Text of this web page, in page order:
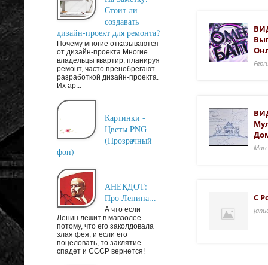
C
Стоит ли
создавать
дизайн-проект для ремонта?
Почему многие отказываются
от дизайн-проекта Многие
владельцы квартир, планируя
ремонт, часто пренебрегают
разработкой дизайн-проекта.
Их ар...
Картинки -
Цветы PNG
(Прозрачный
фон)
АНЕКДОТ:
Про Ленина...
А что если
Ленин лежит в мавзолее
потому, что его заколдовала
злая фея, и если его
поцеловать, то заклятие
спадет и СССР вернется!